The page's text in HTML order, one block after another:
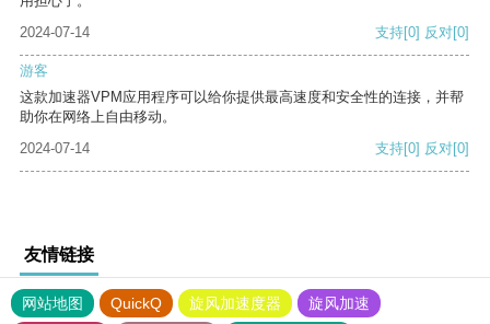
2024-07-14
支持[0] 反对[0]
游客
这款加速器VPM应用程序可以给你提供最高速度和安全性的连接，并帮
助你在网络上自由移动。
2024-07-14
支持[0] 反对[0]
友情链接
网站地图 QuickQ 旋风加速度器
旋风加速